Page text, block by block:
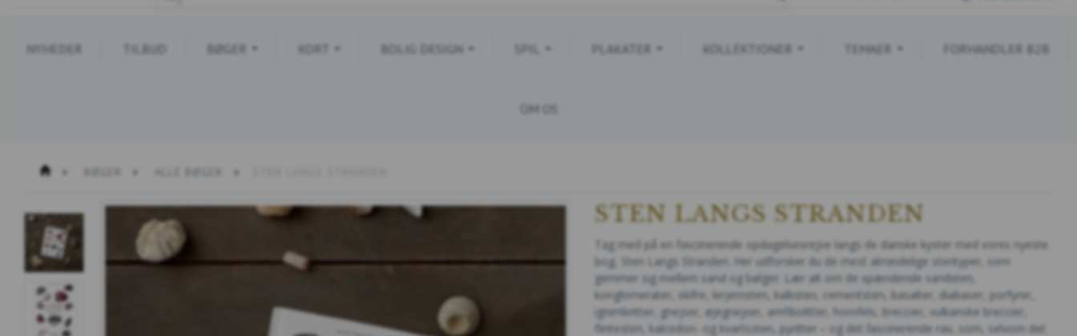
NYHEDER TILBUD BØGER KORT BOLIG DESIGN SPIL PLAKATER KOLLEKTIONER TEMAER FORHANDLER B2B
OM OS
STEN LANGS STRANDEN
Tag med på en fascinerende opdagelsesrejse langs de danske kyster med vores nyeste
bog, Sten Langs Stranden. Her udforsker du de mest almindelige stentyper, som
gemmer sig mellem sand og bølger. Lær alt om de spændende sandsten,
konglomerater, skifre, lerjernsten, kalksten, cementsten, basalter, diabaser, porfyrer,
ignimbritter, gnejser, øjegnejser, amfibolitter, hornfels, breccier, vulkanske breccier,
flintesten, kalcedon- og kvartssten, pyritter – og det fascinerende rav, som, selvom det